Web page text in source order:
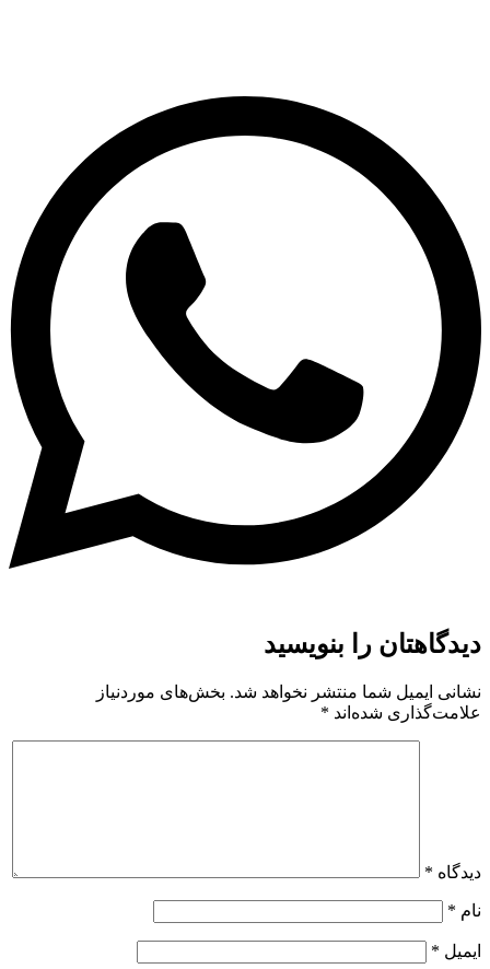
دیدگاهتان را بنویسید
نشانی ایمیل شما منتشر نخواهد شد. بخش‌های موردنیاز
علامت‌گذاری شده‌اند *
دیدگاه *
نام *
ایمیل *